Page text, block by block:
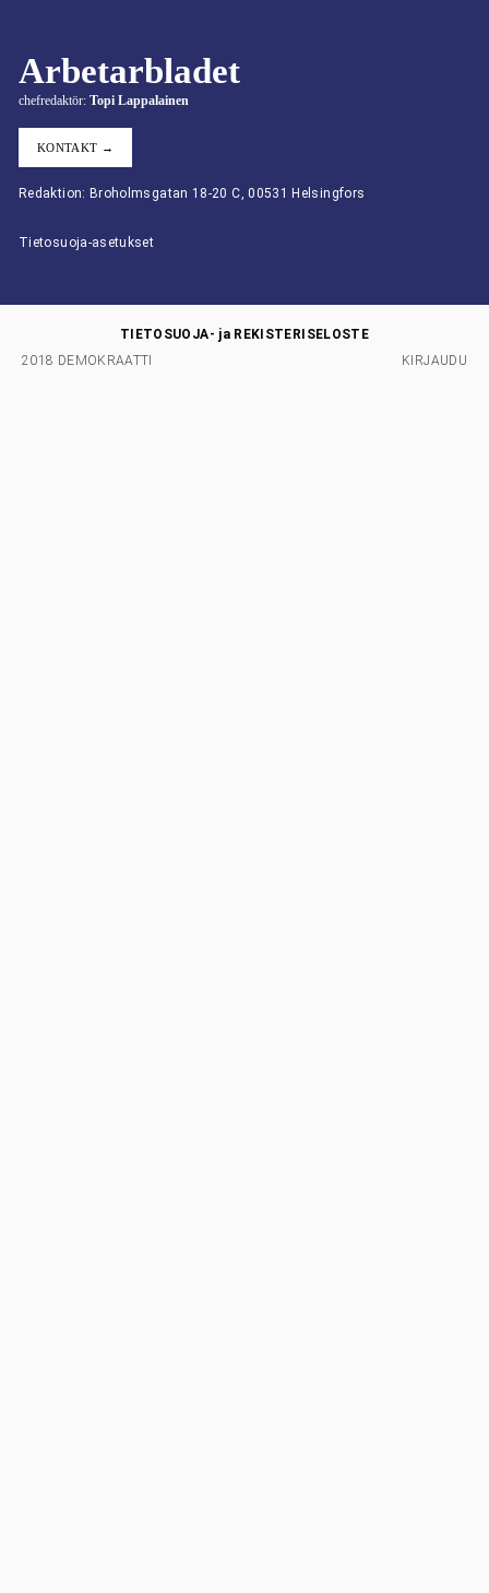
Arbetarbladet
chefredaktör: Topi Lappalainen
KONTAKT →
Redaktion: Broholmsgatan 18-20 C, 00531 Helsingfors
Tietosuoja-asetukset
2018 DEMOKRAATTI
TIETOSUOJA- ja REKISTERISELOSTE
KIRJAUDU